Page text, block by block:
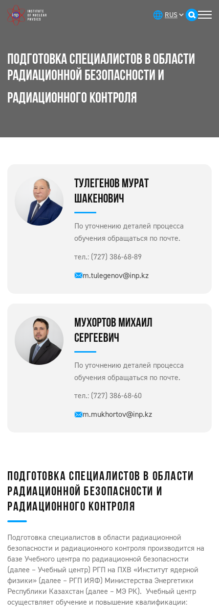
ПОДГОТОВКА СПЕЦИАЛИСТОВ В ОБЛАСТИ
РАДИАЦИОННОЙ БЕЗОПАСНОСТИ И
РАДИАЦИОННОГО КОНТРОЛЯ
ТУЛЕГЕНОВ МУРАТ
ШАКЕНОВИЧ
По уточнению деталей процесса
обучения обращаться по почте.
тел.: (727) 386-68-89
m.tulegenov@inp.kz
МУХОРТОВ МИХАИЛ
СЕРГЕЕВИЧ
По уточнению деталей процесса
обучения обращаться по почте.
тел.: (727) 386-68-60
m.mukhortov@inp.kz
ПОДГОТОВКА СПЕЦИАЛИСТОВ В ОБЛАСТИ
РАДИАЦИОННОЙ БЕЗОПАСНОСТИ И
РАДИАЦИОННОГО КОНТРОЛЯ
Подготовка специалистов в области радиационной
безопасности и радиационного контроля производится на
базе Учебного центра по радиационной безопасности
(далее – Учебный центр) РГП на ПХВ «Институт ядерной
физики» (далее – РГП ИЯФ) Министерства Энергетики
Республики Казахстан (далее – МЭ РК). Учебный центр
осуществляет обучение и повышение квалификации: